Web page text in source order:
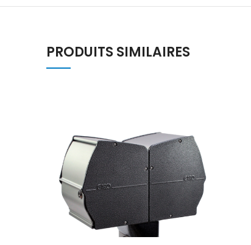
PRODUITS SIMILAIRES